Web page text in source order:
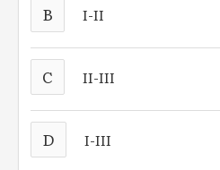
B I-II
C II-III
D I-III